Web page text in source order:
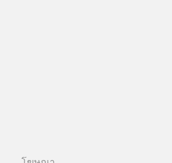
ผ่าน Line OA ด.ดล Blog คลิกเลย -->